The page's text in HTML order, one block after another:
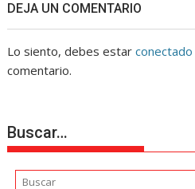
DEJA UN COMENTARIO
Lo siento, debes estarconectado
comentario.
Buscar…